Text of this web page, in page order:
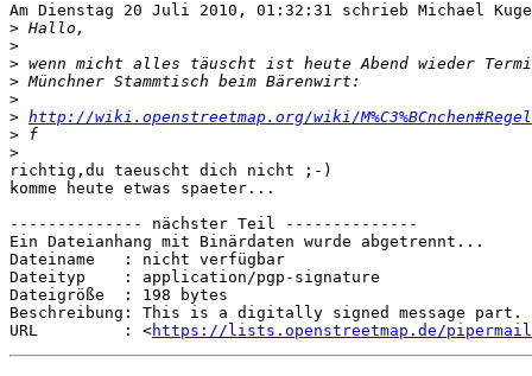
Am Dienstag 20 Juli 2010, 01:32:31 schrieb Michael
>
>
>
>
>
> http://wiki.openstreetmap.org/wiki/
>
>
richtig,du taeuscht dich nicht ;-)
komme heute etwas spaeter...
-------------- nächster Teil --------------
Ein Dateianhang mit Binärdaten wurde abgetrennt...
Dateiname   : nicht verfügbar
Dateityp    : application/pgp-signature
Dateigröße  : 198 bytes
Beschreibung: This is a digitally signed message part.
URL         : <https://lists.openstreetmap.de/pipermail/